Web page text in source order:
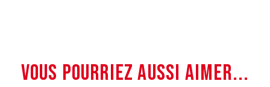
VOUS POURRIEZ AUSSI AIMER...